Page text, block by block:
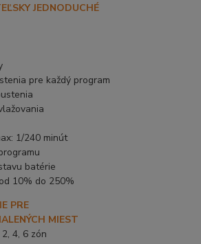
JEDNODUCHÉ
pre každý program
1/240 minút
batérie
10% do 250%
PRE
MIEST
4, 6 zón